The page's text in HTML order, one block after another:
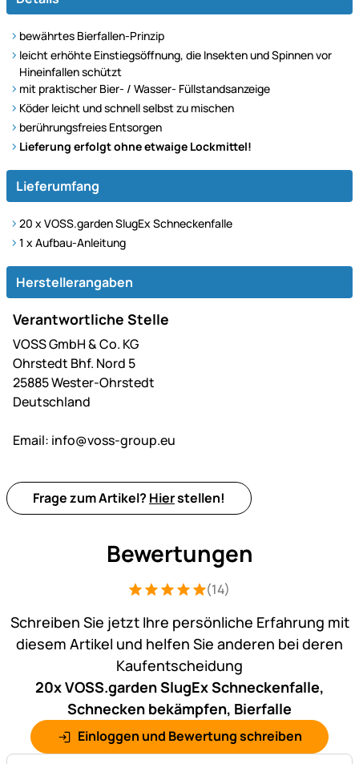
bewährtes Bierfallen-Prinzip
leicht erhöhte Einstiegsöffnung, die Insekten und Spinnen vor
Hineinfallen schützt
mit praktischer Bier- / Wasser- Füllstandsanzeige
Köder leicht und schnell selbst zu mischen
berührungsfreies Entsorgen
Lieferung erfolgt ohne etwaige Lockmittel!
Lieferumfang
20 x VOSS.garden SlugEx Schneckenfalle
1 x Aufbau-Anleitung
Herstellerangaben
Verantwortliche Stelle
VOSS GmbH & Co. KG
Ohrstedt Bhf. Nord 5
25885 Wester-Ohrstedt
Deutschland
Email: info@voss-group.eu
Frage zum Artikel? Hierstellen!
Bewertungen
Bewertung: 5 von 5 (14 Bewertungen)
14 Bewertungen
(14)
Schreiben Sie jetzt Ihre persönliche Erfahrung mit
diesem Artikel und helfen Sie anderen bei deren
Kaufentscheidung
20x VOSS.garden SlugEx Schneckenfalle,
Schnecken bekämpfen, Bierfalle
Einloggen und Bewertung schreiben